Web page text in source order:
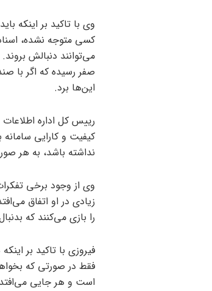
وی با تاکید بر اینکه
کسی متوجه نشده،
می‌توانند دنبالش
صفر رسیده که اگر با
این‌ها برد.
رییس کل اداره
کیفیت و کارایی سامانه
نداشته باشد، به هر
وی از وجود برخی
زیادی در او اتفاق
را بازی می‌کنند که
فیروزی با تاکید بر
فقط در صورتی که
است و هر جایی